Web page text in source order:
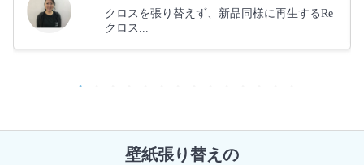
クロスを張り替えず、新品同様に再生するRe
クロス...
壁紙張り替えの